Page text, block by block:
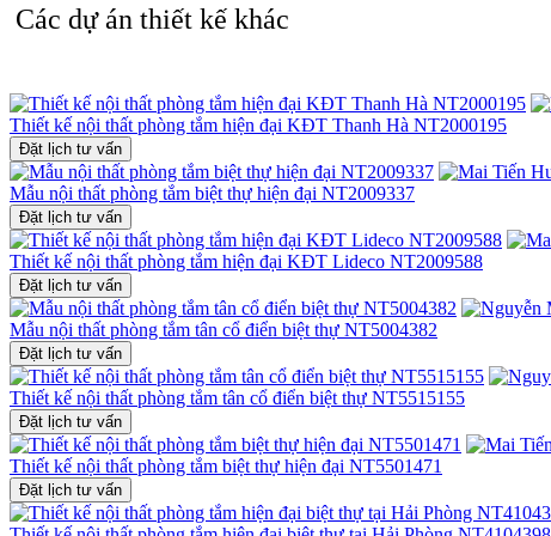
Nếu quý khách đang tìm kiếm giải pháp thiết kế phòng tắm
Các dự án thiết kế khác
Thiết kế nội thất phòng tắm hiện đại KĐT Thanh Hà NT2000195
Đặt lịch tư vấn
Mẫu nội thất phòng tắm biệt thự hiện đại NT2009337
Đặt lịch tư vấn
Thiết kế nội thất phòng tắm hiện đại KĐT Lideco NT2009588
Đặt lịch tư vấn
Mẫu nội thất phòng tắm tân cổ điển biệt thự NT5004382
Đặt lịch tư vấn
Thiết kế nội thất phòng tắm tân cổ điển biệt thự NT5515155
Đặt lịch tư vấn
Thiết kế nội thất phòng tắm biệt thự hiện đại NT5501471
Đặt lịch tư vấn